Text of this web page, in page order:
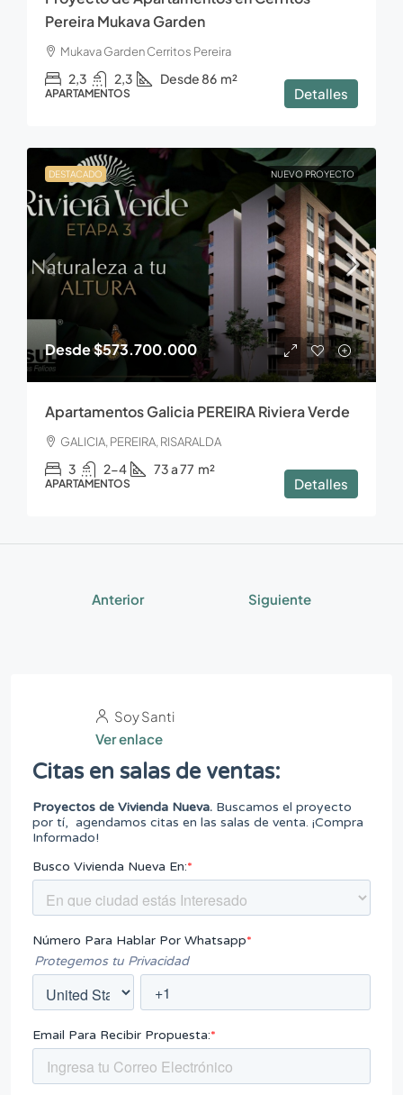
Pereira Mukava Garden
Mukava Garden Cerritos Pereira
2,3 2,3 Desde 86 m²
APARTAMENTOS Detalles
DESTACADO NUEVO PROYECTO
Desde$573.700.000
Apartamentos Galicia PEREIRA Riviera Verde
GALICIA, PEREIRA, RISARALDA
3 2-4 73 a 77 m²
APARTAMENTOS Detalles
Anterior Siguiente
Soy Santi
Ver enlace